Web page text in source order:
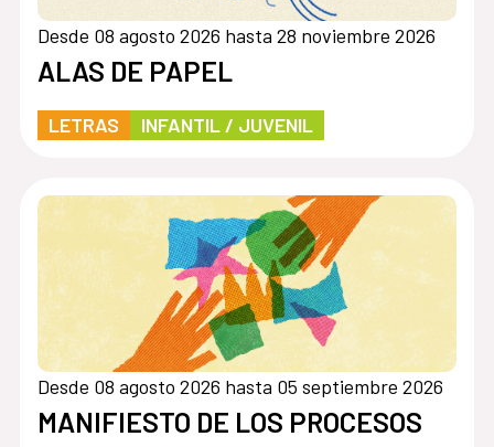
Desde 08 agosto 2026 hasta 28 noviembre 2026
ALAS DE PAPEL
LETRAS INFANTIL / JUVENIL
Desde 08 agosto 2026 hasta 05 septiembre 2026
MANIFIESTO DE LOS PROCESOS